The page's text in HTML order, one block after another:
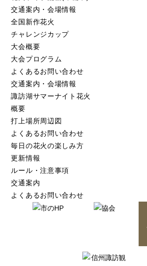
交通案内・会場情報
全国新作花火
チャレンジカップ
大会概要
大会プログラム
よくあるお問い合わせ
交通案内・会場情報
諏訪湖サマーナイト花火
概要
打上場所周辺図
よくあるお問い合わせ
毎日の花火の楽しみ方
更新情報
ルール・注意事項
交通案内
よくあるお問い合わせ